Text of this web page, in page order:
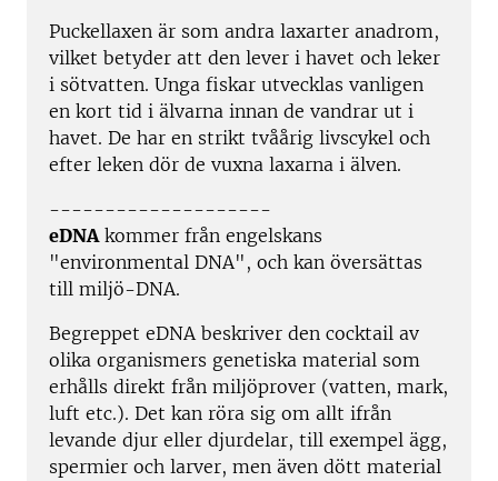
Puckellaxen är som andra laxarter anadrom,
vilket betyder att den lever i havet och leker
i sötvatten. Unga fiskar utvecklas vanligen
en kort tid i älvarna innan de vandrar ut i
havet. De har en strikt tvåårig livscykel och
efter leken dör de vuxna laxarna i älven.
--------------------
eDNAkommer från engelskans
"environmental DNA", och kan översättas
till miljö-DNA.
Begreppet eDNA beskriver den cocktail av
olika organismers genetiska material som
erhålls direkt från miljöprover (vatten, mark,
luft etc.). Det kan röra sig om allt ifrån
levande djur eller djurdelar, till exempel ägg,
spermier och larver, men även dött material